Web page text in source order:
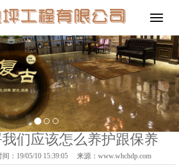
们应该怎么养护跟保养
：19/05/10 15:39:05 来源： www.whchdp.com